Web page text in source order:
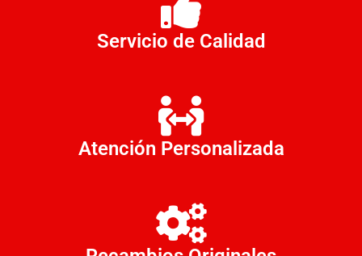
Servicio de Calidad
Atención Personalizada